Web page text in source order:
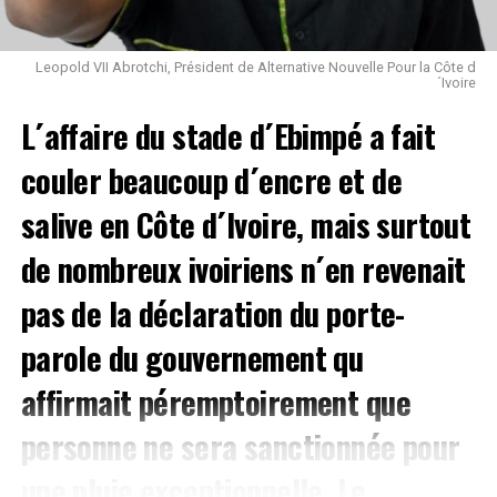
Leopold VII Abrotchi, Président de Alternative Nouvelle Pour la Côte d
´Ivoire
L´affaire du stade d´Ebimpé a fait
couler beaucoup d´encre et de
salive en Côte d´Ivoire, mais surtout
de nombreux ivoiriens n´en revenait
pas de la déclaration du porte-
parole du gouvernement qu
affirmait péremptoirement que
personne ne sera sanctionnée pour